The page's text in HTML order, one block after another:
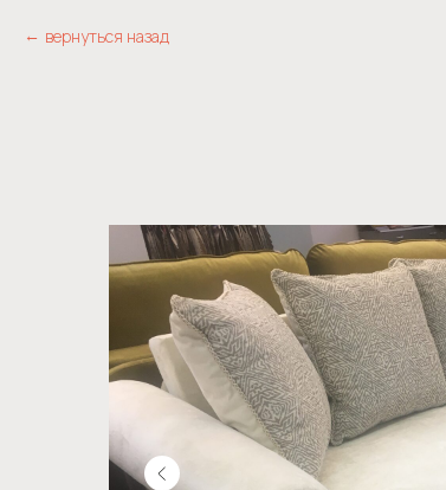
вернуться назад